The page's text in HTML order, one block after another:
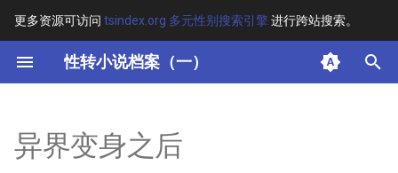
更多资源可访问 tsindex.org 多元性别搜索引擎进行跨站搜索。
性转小说档案（一）
键
开
其他信息
异界变身之后